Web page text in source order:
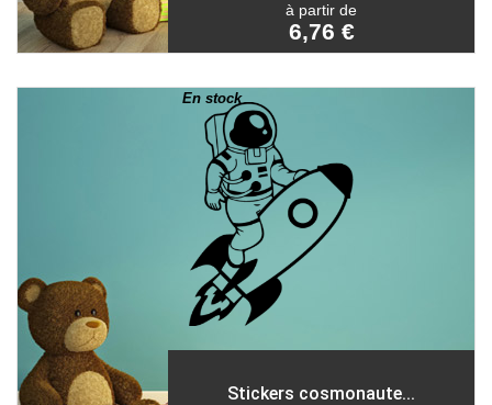
à partir de
6,76 €
En stock
Stickers cosmonaute...